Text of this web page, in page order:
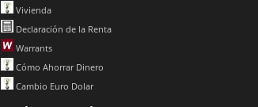
Vivienda
Declaración de la Renta
Warrants
Cómo Ahorrar Dinero
Cambio Euro Dolar